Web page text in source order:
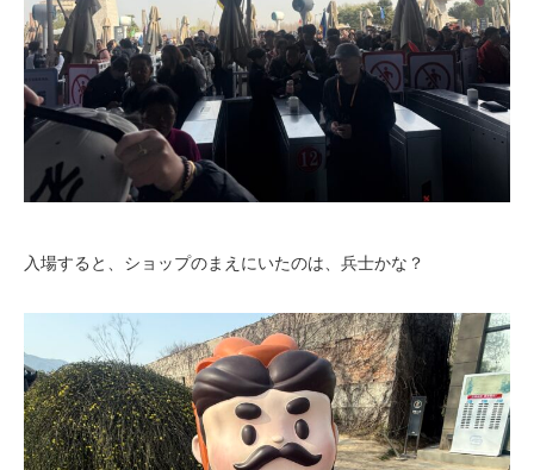
入場すると、ショップのまえにいたのは、兵士かな？